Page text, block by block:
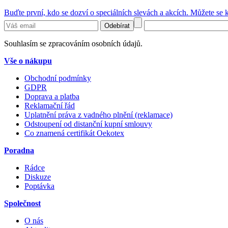
Buďte první, kdo se dozví o speciálních slevách a akcích. Můžete se
Odebírat
Souhlasím se zpracováním osobních údajů.
Vše o nákupu
Obchodní podmínky
GDPR
Doprava a platba
Reklamační řád
Uplatnění práva z vadného plnění (reklamace)
Odstoupení od distanční kupní smlouvy
Co znamená certifikát Oekotex
Poradna
Rádce
Diskuze
Poptávka
Společnost
O nás